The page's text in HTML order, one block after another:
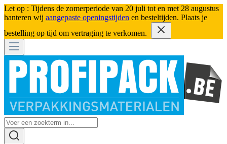
Let op : Tijdens de zomerperiode van 20 juli tot en met 28 augustus
hanteren wij aangepaste openingstijden en besteltijden. Plaats je
bestelling op tijd om vertraging te verkomen.